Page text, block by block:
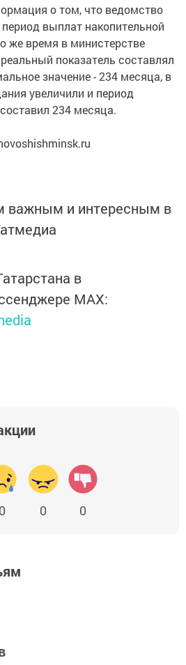
о том, что ведомство
выплат накопительной
же время в министерстве
показатель составлял
значение - 234 месяца, в
увеличили и период
234 месяца.
важным и интересным в
в
MАХ:
0 0 0